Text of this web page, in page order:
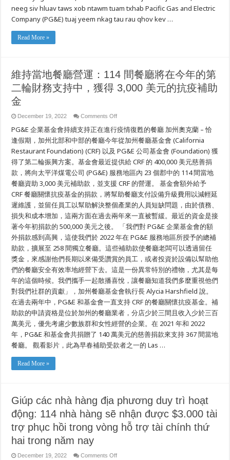
rau
Cov
uas
Hauj
Lwm
No
neeg siv hluav taws xob ntawm tuam txhab Pacific Gas and Electric
Company (PG&E) tuaj yeem nkag tau rau qhov kev …
Read More »
維持當地餐廳營運：114 間餐廳將在今年的第
二輪財務支持中，獲得 3,000 美元的抗疫補助
金
December 19, 2022 Comments Offon
持
當
地
餐
廳
營
運：
114
間
餐
廳
將
在
年
的
第
二
輪
財
務
支
持
中，
獲
得
3,000
美
元
的
PG&E 企業基金會持續支持正在進行疫情復甦的餐廳 加州奧克蘭 – 恰
逢假期，加州北部和中部的餐廳今年從加州餐廳基金會 (California
Restaurant Foundation) (CRF) 以及 PG&E 公司基金會 (Foundation) 獲
得了第二輪振興方案。基金會最近提供給 CRF 的 400,000 美元慈善捐
款，將向太平洋煤電公司 (PG&E) 服務地區內 23 個郡中的 114 間當地
餐廳資助 3,000 美元補助款，並支援 CRF 的營運。 基金會額外給予
CRF 餐廳關懷抗疫基金的捐款，將幫助餐廳支付設備升級費用以減輕延
遲維護，並留任員工以幫助解決整個產業的人員短缺問題，由於債務、
損失和成本增加，這兩方面在過去兩年來一直被暫緩。最近的資金是接
著今年初捐款的 500,000 美元之後。 「我們對 PG&E 企業基金會的額
外捐款感到高興，這使我們於 2022 年在 PG&E 服務地區所授予的總補
助款，擴展至 258 間獨立餐廳。這些補助款使餐廳老闆可以透過留任
獎金，來感謝他們長期以來備受讚賞的員工，或者投資於設備以幫助他
們的餐廳安全有效率地經營下去。這是一份異常特別的禮物，尤其是每
年的這個時候。我們攜手一起散播喜悅，讓餐廳知道我們多麼重視他們
對我們社群的貢獻」，加州餐廳基金會執行長 Alycia Harshfield 說。
在過去兩年中，PG&E 和基金會一直支持 CRF 的餐廳關懷抗疫基金。補
助款的申請資格是位於加州的餐廳業者，分店少於三間且收入少於三百
萬美元，優先考慮少數族群和女性經營的企業。在 2021 年和 2022
年，PG&E 和基金會共捐贈了 140 萬美元的慈善捐款來支持 367 間當地
餐廳。 觀看影片，此為早春補助受款者之一的 Las …
Read More »
Giúp các nhà hàng địa phương duy trì hoạt
động: 114 nhà hàng sẽ nhận được $3.000 tài
trợ phục hồi trong vòng hỗ trợ tài chính thứ
hai trong năm nay
December 19, 2022 Comments Offon